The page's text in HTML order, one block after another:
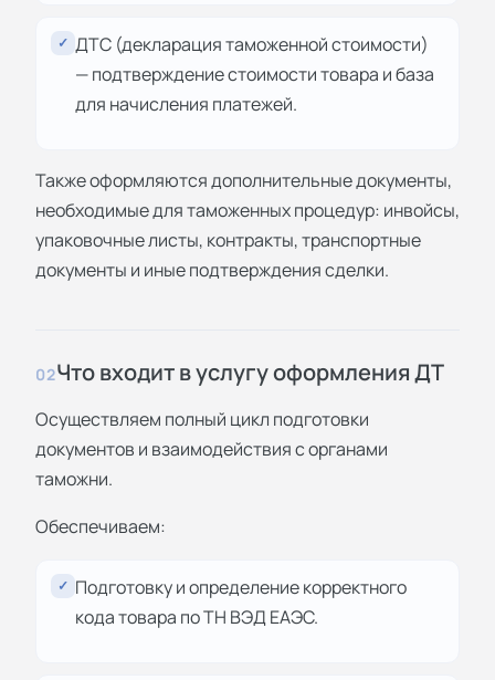
✓ ДТС (декларация таможенной стоимости)
— подтверждение стоимости товара и база
для начисления платежей.
Также оформляются дополнительные документы,
необходимые для таможенных процедур: инвойсы,
упаковочные листы, контракты, транспортные
документы и иные подтверждения сделки.
02Что входит в услугу оформления ДТ
Осуществляем полный цикл подготовки
документов и взаимодействия с органами
таможни.
Обеспечиваем:
✓ Подготовку и определение корректного
кода товара по ТН ВЭД ЕАЭС.